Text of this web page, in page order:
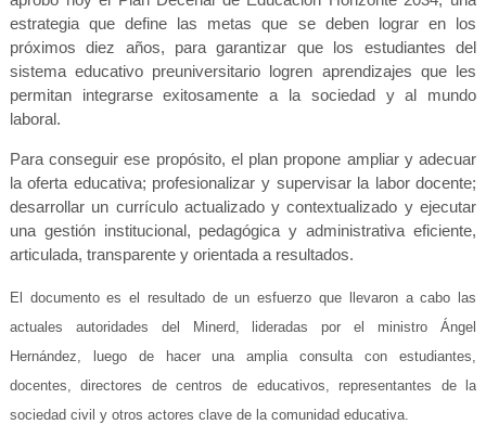
estrategia que define las metas que se deben lograr en los
próximos diez años, para garantizar que los estudiantes del
sistema educativo preuniversitario logren aprendizajes que les
permitan integrarse exitosamente a la sociedad y al mundo
laboral.
Para conseguir ese propósito, el plan propone ampliar y adecuar
la oferta educativa; profesionalizar y supervisar la labor docente;
desarrollar un currículo actualizado y contextualizado y ejecutar
una gestión institucional, pedagógica y administrativa eficiente,
articulada, transparente y orientada a resultados.
El documento es el resultado de un esfuerzo que llevaron a cabo las
actuales autoridades del Minerd, lideradas por el ministro Ángel
Hernández, luego de hacer una amplia consulta con estudiantes,
docentes, directores de centros de educativos, representantes de la
sociedad civil y otros actores clave de la comunidad educativa.